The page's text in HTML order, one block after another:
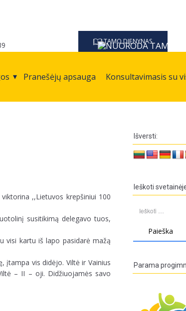
TAMO DIENYNAS
Pranešėjų apsauga Konsultavimasis su
,,Lietuvos krepšiniui 100
susitikimą delegavo tuos,
visi kartu iš lapo pasidarė mažą
įtampa vis didėjo. Viltė ir Vainius
– II – oji. Didžiuojamės savo
Išversti:
Ieškoti
Parama